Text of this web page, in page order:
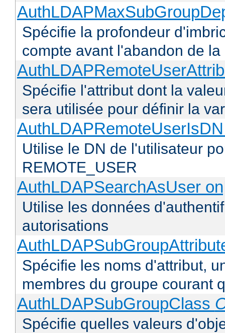
Spécifie la profondeur
compte avant l'abandon de
Spécifie l'attribut dont la
sera utilisée pour définir la
Utilise le DN de l'utilisateur
REMOTE_USER
AuthLDAPSearchAsUser
Utilise les données
autorisations
Spécifie les noms d'attribut,
membres du groupe courant
AuthLDAPSubGroupClass
Spécifie quelles valeurs